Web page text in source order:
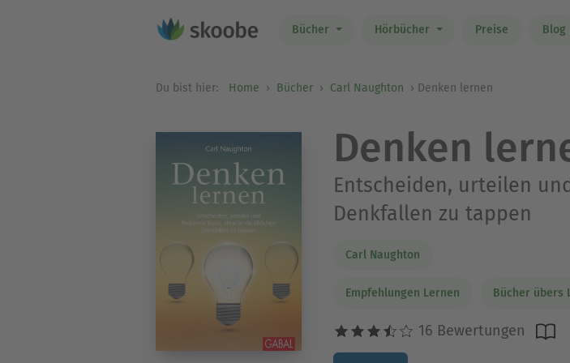
Bücher Hörbücher Preise Blog
Du bist hier: Home Bücher Carl Naughton Denken lernen
Denken
Entscheiden, urteilen
Denkfallen zu tappen
Carl Naughton
Empfehlungen Lernen Bücher übers
16 Bewertungen